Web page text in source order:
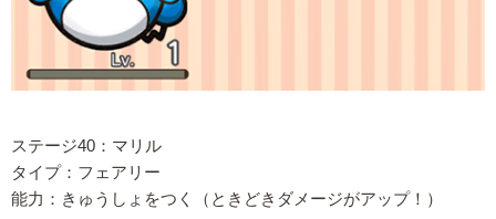
ステージ40：マリル
タイプ：フェアリー
能力：きゅうしょをつく（ときどきダメージがアップ！）